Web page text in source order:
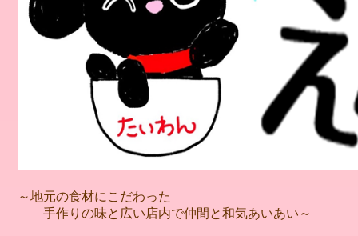
～地元の食材にこだわった
手作りの味と広い店内で仲間と和気あいあい～